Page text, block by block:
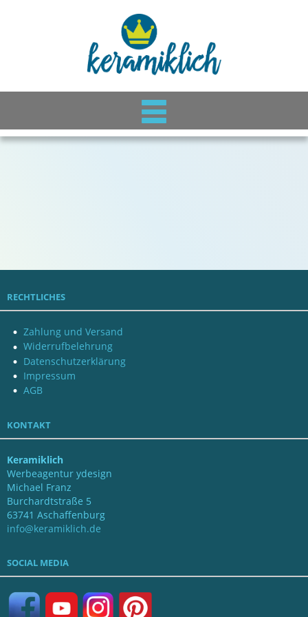
RECHTLICHES
Zahlung und Versand
Widerrufbelehrung
Datenschutzerklärung
Impressum
AGB
KONTAKT
Keramiklich
Werbeagentur ydesign
Michael Franz
Burchardtstraße 5
63741 Aschaffenburg
info@keramiklich.de
SOCIAL MEDIA